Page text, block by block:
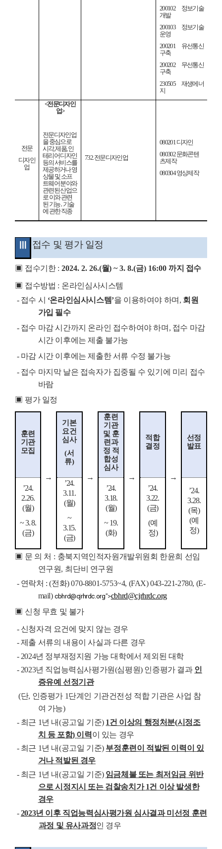
200102 정보기술
개발
200103 정보기술
운영
200201 유선통신
구축
200202 무선통신
구축
230505 재생에너
지
전문
디자인
업
<전문디자인
업>
전문디자인업
을 중심으로
시각,제품, 인
테리어 디자인
등의 서비스를
제공하거나 영
상물 및 소프
트웨어 분야와
관련된 산업으
로 이와 관련
된 기능․ 기술
에 관한 직종
732. 전문디자인업
080201 디자인
080302문화콘텐
츠제작
080304영상제작
접수 및 평가 일정
▣ 접수기한 : 2024. 2. 26.(월) ~ 3. 8.(금) 16:00 까지 접수
▣ 접수방법 : 온라인심사시스템
- 접수 시 ‘온라인심사시스템’을 이용하여야 하며 , 회원
가입 필수
- 접수 마감 시간까지 온라인 접수하여야 하며 , 접수 마감
시간 이후에는 제출 불가능
- 마감 시간 이후에는 제출한 서류 수정 불가능
- 접수 마지막 날은 접속자가 집중될 수 있기에 미리 접수
바람
▣ 평가 일정
훈련
기관
모집
→
기본
요건
심사
(서
류)
→
훈련
기관
및 훈
련과
정 적
합성
심사
→
적합
결정
→
선정
발표
’24.
2.26.
(월)
~ 3. 8.
(금)
’24.
3.11.
(월)
~
3.15.
(금)
’24.
3.18.
(월)
~ 19.
(화)
’24.
3.22.
(금)
(예
정)
’24.
3.28.
(목)
(예
정)
▣ 문 의 처 : 충북지역인적자원개발위원회 한윤희 선임
연구원, 최단비 연구원
- 연락처 : (전화) 070-8801-5753~4, (FAX) 043-221-2780, (E-
mail)cbhrd@cjrhrdc.org">cbhrd@cjrhrdc.org
▣ 신청 무효 및 불가
- 신청자격 요건에 맞지 않는 경우
-제출 서류의 내용이 사실과 다른 경우
- 2024년 정부재정지원 가능 대학에서 제외된 대학
- 2023년 직업능력심사평가원(심평원) 인증평가 결과 인
증유예 선정기관
(단, 인증평가 1단계인 기관건전성 적합 기관은 사업 참
여 가능)
- 최근 1 년 내(공고일 기준) 1건 이상의 행정처분(시정조
치 등 포함) 이력 이 있는 경우
- 최근 1년 내(공고일 기준) 부정훈련이 적발된 이력이 있
거나 적발된 경우
- 최근 1 년 내(공고일 기준) 임금체불 또는 최저임금 위반
으로 시정지시 또는 검찰송치가1건 이상 발생한
경우
-2023년 이후 직업능력심사평가원 심사결과 미선정 훈련
과정 및 유사과정인 경우